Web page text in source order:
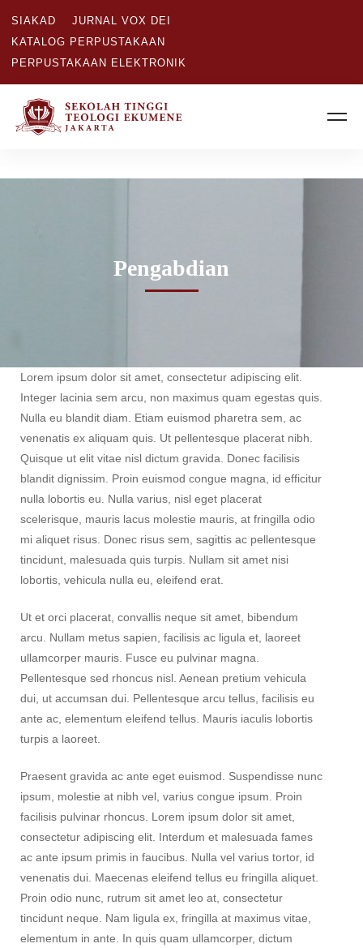
SIAKAD
JURNAL VOX DEI
KATALOG PERPUSTAKAAN
PERPUSTAKAAN ELEKTRONIK
Pengabdian
Pengabdian
Lorem ipsum dolor sit amet, consectetur adipiscing elit.
Integer lacinia sem arcu, non maximus quam egestas quis.
Nulla eu blandit diam. Etiam euismod pharetra sem, ac
venenatis ex aliquam quis. Ut pellentesque placerat nibh.
Quisque ut elit vitae nisl dictum gravida. Donec facilisis
blandit dignissim. Proin euismod congue magna, id efficitur
nulla lobortis eu. Nulla varius, nisl eget placerat
scelerisque, mauris lacus molestie mauris, at fringilla odio
mi aliquet risus. Donec risus sem, sagittis ac pellentesque
tincidunt, malesuada quis turpis. Nullam sit amet nisi
lobortis, vehicula nulla eu, eleifend erat.
Ut et orci placerat, convallis neque sit amet, bibendum
arcu. Nullam metus sapien, facilisis ac ligula et, laoreet
ullamcorper mauris. Fusce eu pulvinar magna.
Pellentesque sed rhoncus nisl. Aenean pretium vehicula
dui, ut accumsan dui. Pellentesque arcu tellus, facilisis eu
ante ac, elementum eleifend tellus. Mauris iaculis lobortis
turpis a laoreet.
Praesent gravida ac ante eget euismod. Suspendisse nunc
ipsum, molestie at nibh vel, varius congue ipsum. Proin
facilisis pulvinar rhoncus. Lorem ipsum dolor sit amet,
consectetur adipiscing elit. Interdum et malesuada fames
ac ante ipsum primis in faucibus. Nulla vel varius tortor, id
venenatis dui. Maecenas eleifend tellus eu fringilla aliquet.
Proin odio nunc, rutrum sit amet leo at, consectetur
tincidunt neque. Nam ligula ex, fringilla at maximus vitae,
elementum in ante. In quis quam ullamcorper, dictum